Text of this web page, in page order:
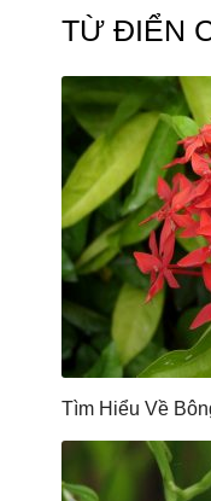
TỪ ĐIỂN
Tìm Hiểu Về